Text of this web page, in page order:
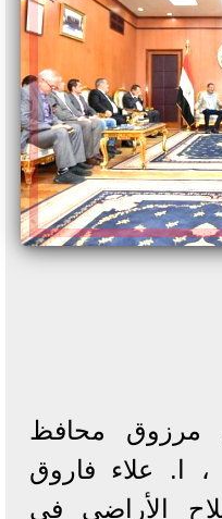
مرزوق محافظ
، ا. علاء فاروق
الأراضي في